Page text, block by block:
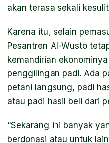
akan terasa sekali
Karena itu, selain
Pesantren Al-Wusto
kemandirian
penggilingan padi. Ada
petani langsung, padi
atau padi hasil beli dari
“Sekarang ini banyak
berdonasi atau untuk